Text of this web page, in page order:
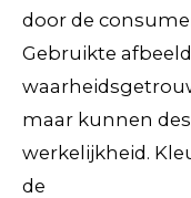
door de
Gebruikte
maar kunnen
werkelijkheid.
de